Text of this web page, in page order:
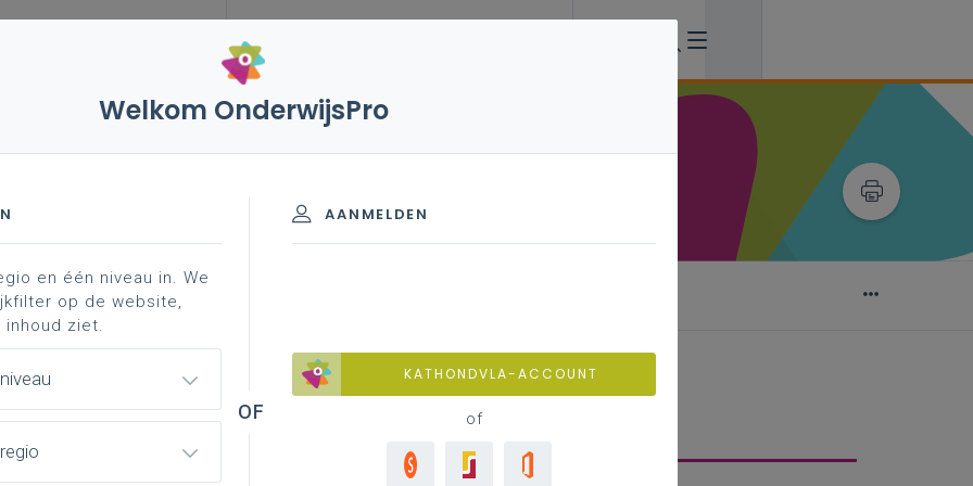
rooms-katholieke godsdienst
in het basisonderwijs
begeleiding r.-k. godsdienst
godsdienst.
Welkom OnderwijsPro
AANMELDEN
KATHONDVLA-ACCOUNT
of
en één niveau in. We
op de website,
ziet.